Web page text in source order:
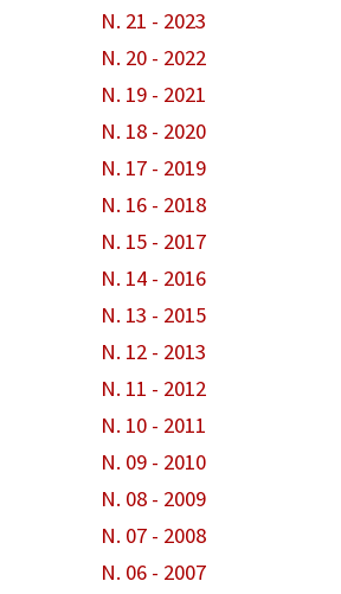
N. 21 - 2023
N. 20 - 2022
N. 19 - 2021
N. 18 - 2020
N. 17 - 2019
N. 16 - 2018
N. 15 - 2017
N. 14 - 2016
N. 13 - 2015
N. 12 - 2013
N. 11 - 2012
N. 10 - 2011
N. 09 - 2010
N. 08 - 2009
N. 07 - 2008
N. 06 - 2007